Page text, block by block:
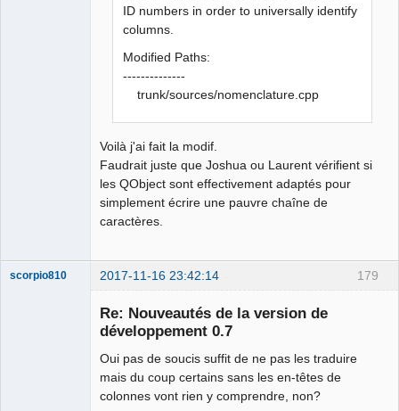
ID numbers in order to universally identify
columns.
Modified Paths:
--------------
trunk/sources/nomenclature.cpp
Voilà j'ai fait la modif.
Faudrait juste que Joshua ou Laurent vérifient si
les QObject sont effectivement adaptés pour
simplement écrire une pauvre chaîne de
caractères.
179
scorpio810 2017-11-16 23:42:14
Re: Nouveautés de la version de
développement 0.7
Oui pas de soucis suffit de ne pas les traduire
mais du coup certains sans les en-têtes de
colonnes vont rien y comprendre, non?